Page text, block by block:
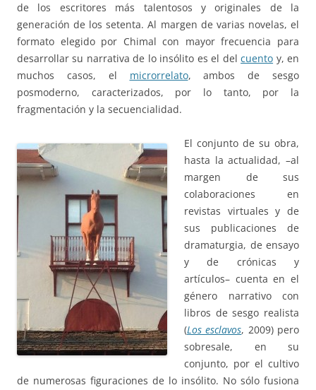
de los escritores más talentosos y originales de la
generación de los setenta. Al margen de varias novelas, el
formato elegido por Chimal con mayor frecuencia para
desarrollar su narrativa de lo insólito es el delcuento y, en
muchos casos, el microrrelato, ambos de sesgo
posmoderno, caracterizados, por lo tanto, por la
fragmentación y la secuencialidad.
El conjunto de su obra,
hasta la actualidad, –al
margen de sus
colaboraciones en
revistas virtuales y de
sus publicaciones de
dramaturgia, de ensayo
y de crónicas y
artículos– cuenta en el
género narrativo con
libros de sesgo realista
(Los esclavos, 2009) pero
sobresale, en su
conjunto, por el cultivo
de numerosas figuraciones de lo insólito. No sólo fusiona